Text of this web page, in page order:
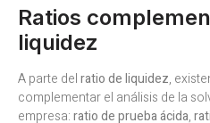
Ratios
liquidez
A parte delratio de liquidez,
complementar el análisis de la
empresa:ratio de prueba ácida,